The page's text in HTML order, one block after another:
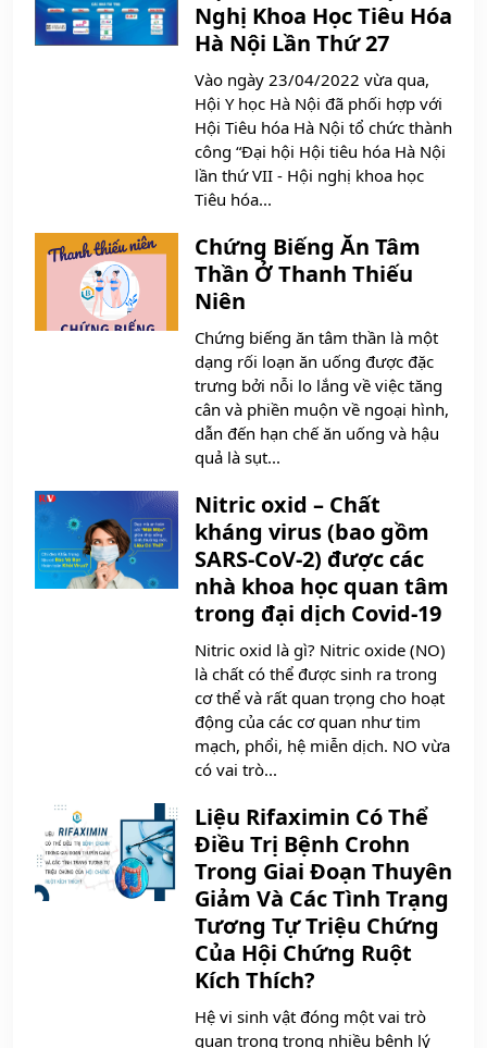
Nghị Khoa Học Tiêu Hóa
Hà Nội Lần Thứ 27
Vào ngày 23/04/2022 vừa qua,
Hội Y học Hà Nội đã phối hợp với
Hội Tiêu hóa Hà Nội tổ chức thành
công “Đại hội Hội tiêu hóa Hà Nội
lần thứ VII - Hội nghị khoa học
Tiêu hóa...
Chứng Biếng Ăn Tâm
Thần Ở Thanh Thiếu
Niên
Chứng biếng ăn tâm thần là một
dạng rối loạn ăn uống được đặc
trưng bởi nỗi lo lắng về việc tăng
cân và phiền muộn về ngoại hình,
dẫn đến hạn chế ăn uống và hậu
quả là sụt...
Nitric oxid – Chất
kháng virus (bao gồm
SARS-CoV-2) được các
nhà khoa học quan tâm
trong đại dịch Covid-19
Nitric oxid là gì? Nitric oxide (NO)
là chất có thể được sinh ra trong
cơ thể và rất quan trọng cho hoạt
động của các cơ quan như tim
mạch, phổi, hệ miễn dịch. NO vừa
có vai trò...
Liệu Rifaximin Có Thể
Điều Trị Bệnh Crohn
Trong Giai Đoạn Thuyên
Giảm Và Các Tình Trạng
Tương Tự Triệu Chứng
Của Hội Chứng Ruột
Kích Thích?
Hệ vi sinh vật đóng một vai trò
quan trọng trong nhiều bệnh lý